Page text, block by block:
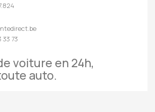
33 73
voiture en 24h,
auto.